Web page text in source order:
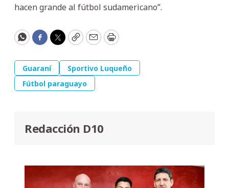
hacen grande al fútbol sudamericano”.
WhatsApp
Facebook
Twitter
CopyEmailPrint
Guaraní
Sportivo Luqueño
Fútbol paraguayo
Redacción D10